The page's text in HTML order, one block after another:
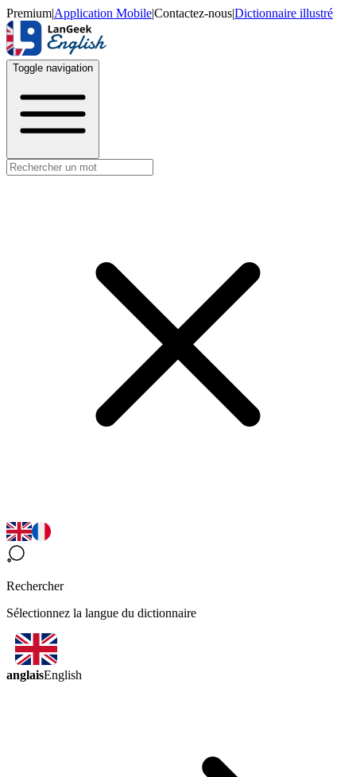
Premium|Application Mobile|Contactez-nous|Dictionnaire illustré
Toggle navigation
Rechercher
Sélectionnez la langue du dictionnaire
anglaisEnglish